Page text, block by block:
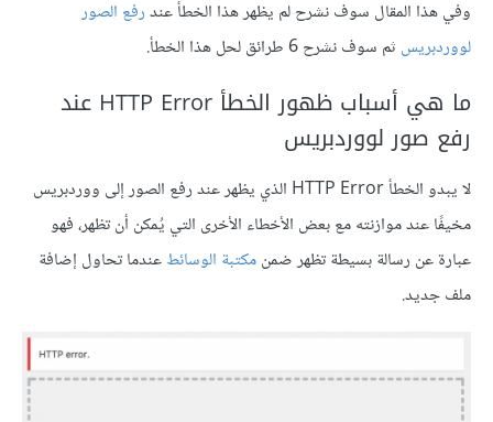
وفي هذا المقال سوف نشرح لم يظهر هذا الخطأ عندرفع الصور
لووردبريس ثم سوف نشرح 6 طرائق لحل هذا الخطأ.
ما هي أسباب ظهور الخطأ HTTP Error عند
رفع صور لووردبريس
لا يبدو الخطأ HTTP Error الذي يظهر عند رفع الصور إلى ووردبريس
مخيفًا عند موازنته مع بعض الأخطاء الأخرى التي يُمكن أن تظهر، فهو
عبارة عن رسالة بسيطة تظهر ضمنمكتبة الوسائطعندما تحاول إضافة
ملف جديد.